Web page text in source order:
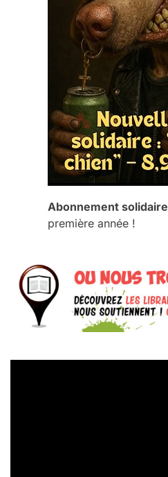
Abonnement solidaire
première année !